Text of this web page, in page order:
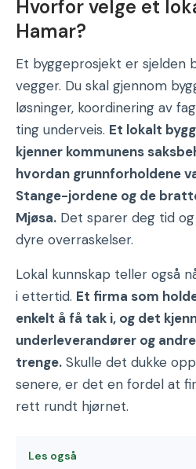
Hvorfor velge et
Hamar?
Et byggeprosjekt er sjelden
vegger. Du skal gjennom
løsninger, koordinering av
ting underveis. Et lokalt
kjenner kommunens
hvordan grunnforholdene
Stange-jordene og de
Mjøsa. Det sparer deg tid
dyre overraskelser.
Lokal kunnskap teller også
i ettertid. Et firma som
enkelt å få tak i, og det
underleverandører og
trenge. Skulle det dukke
senere, er det en fordel at
rett rundt hjørnet.
Les også